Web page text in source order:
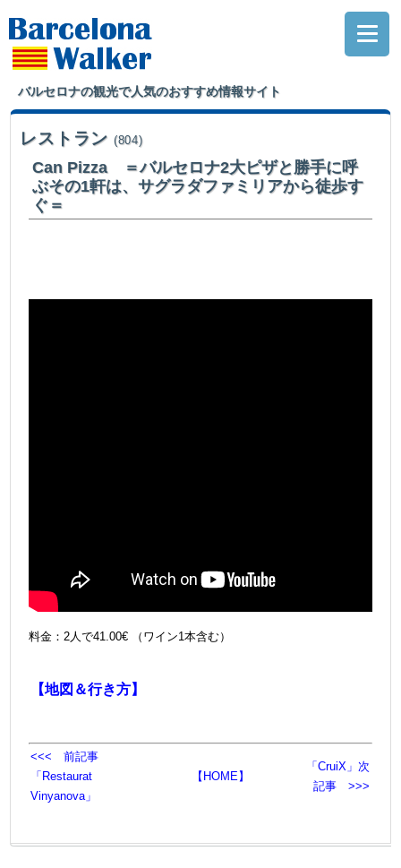
バルセロナの観光で人気のおすすめ情報サイト
レストラン (804)
Can Pizza ＝バルセロナ2大ピザと勝手に呼
ぶその1軒は、サグラダファミリアから徒歩す
ぐ＝
料金：2人で41.00€ （ワイン1本含む）
【地図＆行き方】
<<< 前記事
「Restaurat
Vinyanova」
【HOME】
「CruiX」次
記事 >>>